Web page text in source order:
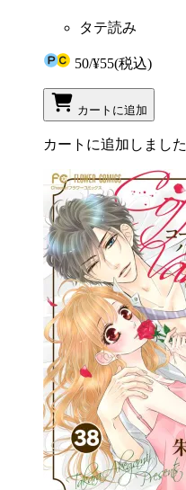
タテ読み
50/¥55(税込)
カートに追加
カートに追加しました